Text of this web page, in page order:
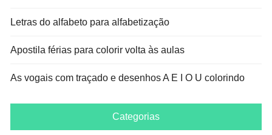
Letras do alfabeto para alfabetização
Apostila férias para colorir volta às aulas
As vogais com traçado e desenhos A E I O U colorindo
Categorias